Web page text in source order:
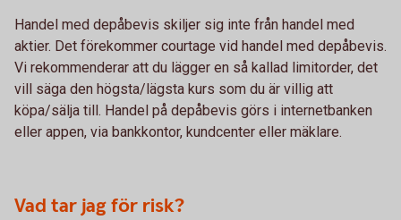
Handel med depåbevis skiljer sig inte från handel med
aktier. Det förekommer courtage vid handel med depåbevis.
Vi rekommenderar att du lägger en så kallad limitorder, det
vill säga den högsta/lägsta kurs som du är villig att
köpa/sälja till. Handel på depåbevis görs i internetbanken
eller appen, via bankkontor, kundcenter eller mäklare.
Vad tar jag för risk?